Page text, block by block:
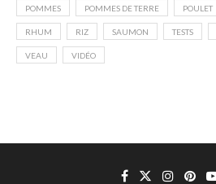
POMMES POMMES DE TERRE POULET
RHUM RIZ SAUMON TESTS
VEAU VIDÉO